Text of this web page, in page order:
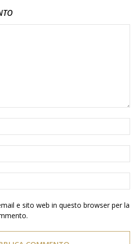
e sito web in questo browser per la